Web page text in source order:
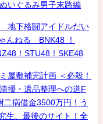
いぐるみ男子末路編
地下格闘アイドルだい
んねる BNK48 ！
！STU48！SKE48
屋敷補完計画 ＜必殺！
掃・遺品整理への道F
二病借金3500万円！う
生、最後のサイト！全